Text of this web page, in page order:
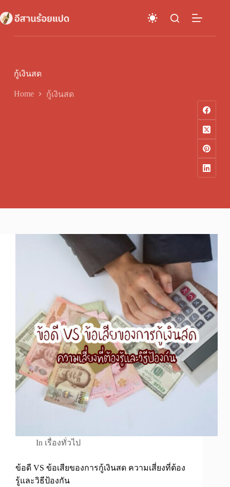
to
content
กู้เงินสด
Home กู้เงินสด
In เรื่องทั่วไป
ข้อดี VS ข้อเสียของการกู้เงินสด ความเสี่ยงที่ต้อง
รู้และวิธีป้องกัน